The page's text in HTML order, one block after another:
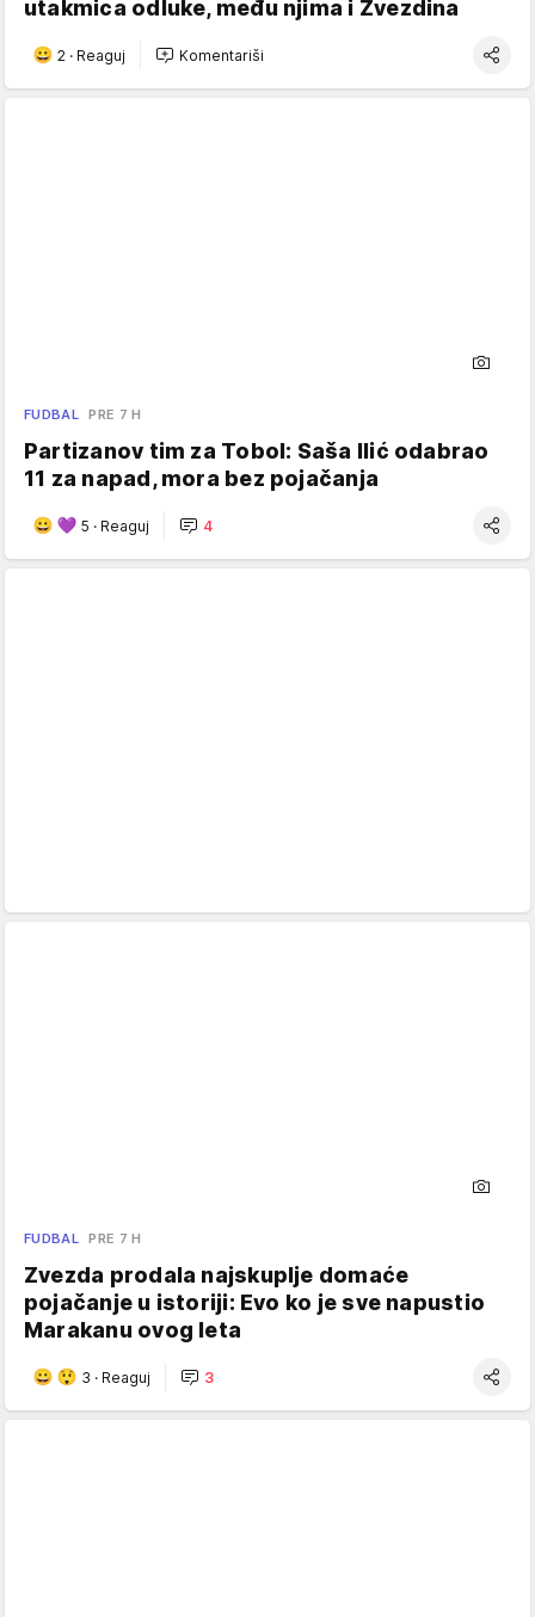
utakmica odluke, među njima i Zvezdina
2 · Reaguj Komentariši
FUDBAL PRE 7 H
Partizanov tim za Tobol: Saša Ilić odabrao
11 za napad, mora bez pojačanja
5 · Reaguj 4
FUDBAL PRE 7 H
Zvezda prodala najskuplje domaće
pojačanje u istoriji: Evo ko je sve napustio
Marakanu ovog leta
3 · Reaguj 3